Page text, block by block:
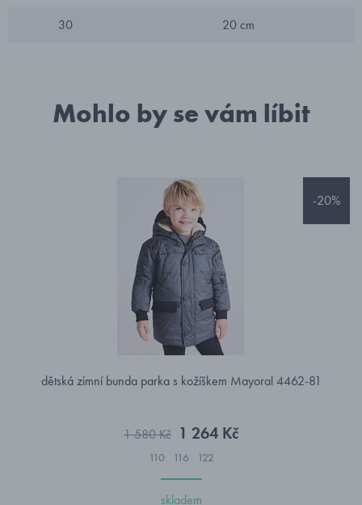
30 20 cm
Mohlo by se vám líbit
-20%
dětská zimní bunda parka s kožíškem Mayoral 4462-81
1 580 Kč 1 264 Kč
110 116 122
skladem